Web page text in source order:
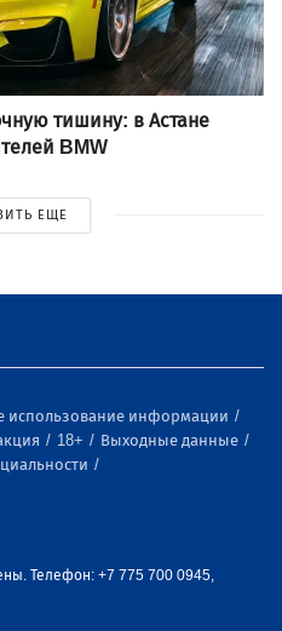
тишину: в Астане
BMW
ЕЩЕ
использование информации
18+
Выходные данные
Телефон: +7 775 700 0945,